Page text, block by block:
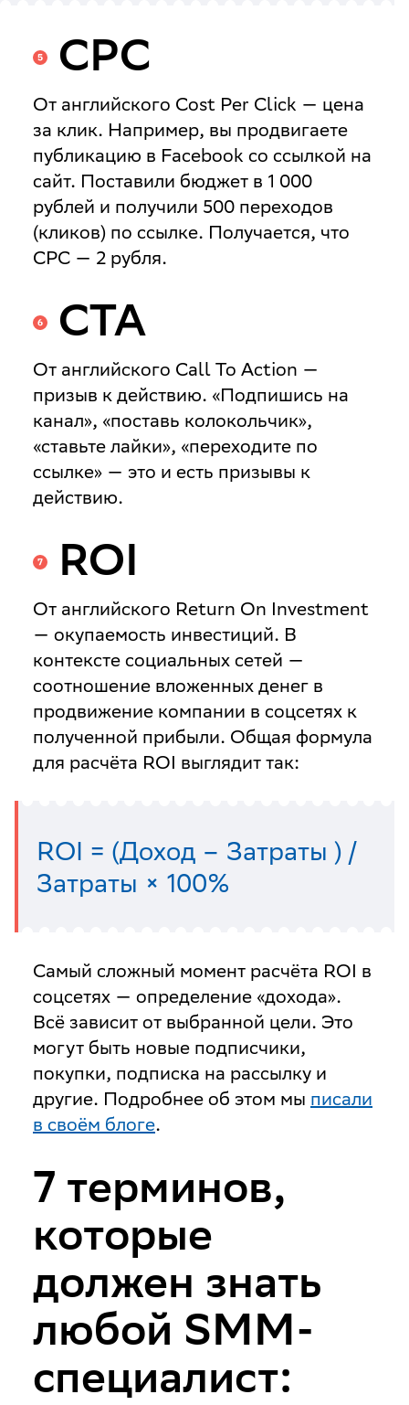
CPC
От английского Cost Per Click — цена
за клик. Например, вы продвигаете
публикацию в Facebook со ссылкой на
сайт. Поставили бюджет в 1 000
рублей и получили 500 переходов
(кликов) по ссылке. Получается, что
CPC — 2 рубля.
CTA
От английского Call To Action —
призыв к действию. «Подпишись на
канал», «поставь колокольчик»,
«ставьте лайки», «переходите по
ссылке» — это и есть призывы к
действию.
ROI
От английского Return On Investment
— окупаемость инвестиций. В
контексте социальных сетей —
соотношение вложенных денег в
продвижение компании в соцсетях к
полученной прибыли. Общая формула
для расчёта ROI выглядит так:
ROI = (Доход – Затраты ) /
Затраты × 100%
Самый сложный момент расчёта ROI в
соцсетях — определение «дохода».
Всё зависит от выбранной цели. Это
могут быть новые подписчики,
покупки, подписка на рассылку и
другие. Подробнее об этом мы писали
в своём блоге.
7 терминов,
которые
должен знать
любой SMM-
специалист: